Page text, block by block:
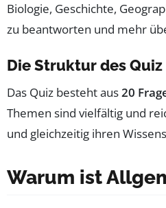
Biologie, Geschichte,
zu beantworten und mehr
Die Struktur des Quiz
Das Quiz besteht aus20
Themen sind vielfältig und
und gleichzeitig ihren
Warum ist